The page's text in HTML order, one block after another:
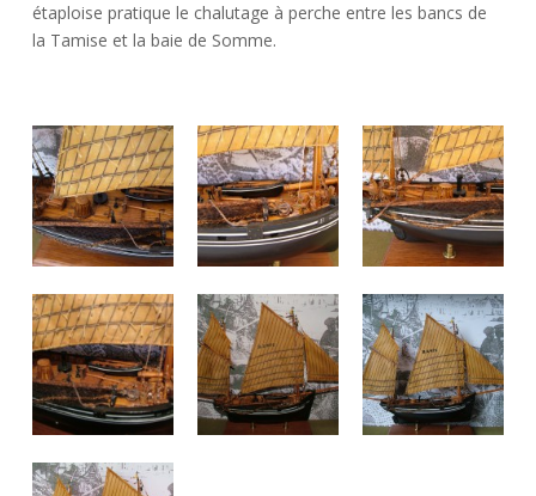
étaploise pratique le chalutage à perche entre les bancs de
la Tamise et la baie de Somme.